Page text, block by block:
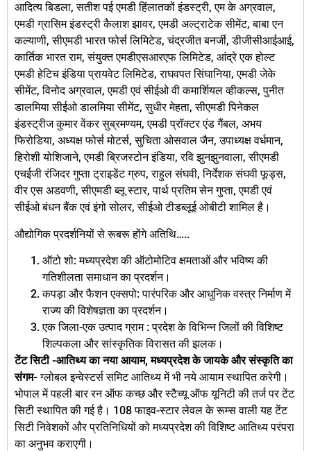
आदित्य बिडला, सतीश पई एमडी हिंलातकों इंडस्ट्री, एम के अग्रवाल,
एमडी ग्रासिम इंडस्ट्री कैलाश झावर, एमडी अल्ट्राटेक सीमेंट, बाबा एन
कल्याणी, सीएमडी भारत फोर्स लिमिटेड, चंद्रजीत बनर्जी, डीजीसीआईआई,
कार्तिक भारत राम, संयुक्त एमडीएसआरएफ लिमिटेड, आंद्रे एक होल्ट
एमडी हेटिच इंडिया प्रायवेट लिमिटेड, राघवपत सिंघानिया, एमडी जेके
सीमेंट, विनोद अग्रवाल, एमडी एवं सीईओ वी कमार्शियल व्हीकल्स, पुनीत
डालमिया सीईओ डालमिया सीमेंट, सुधीर मेहता, सीएमडी पिनेकल
इंडस्ट्रीज कुमार वेंकर सुब्रमण्यम, एमडी प्रॉक्टर एंड गैंबल, अभय
फिरोडिया, अध्यक्ष फोर्स मोटर्स, सुचिता ओसवाल जैन, उपाध्यक्ष वर्धमान,
हिरोशी योशिजाने, एमडी ब्रिजस्टोन इंडिया, रवि झुनझुनवाला, सीएमडी
एचईजी रंजिदर गुप्ता ट्राइडेंट ग्रुप, राहुल संघवी, निर्देशक संघवी फूड्स,
वीर एस अडवणी, सीएमडी ब्लू स्टार, पार्थ प्रतिम सेन गुप्ता, एमडी एवं
सीईओ बंधन बैंक एवं इंगो सोलर, सीईओ टीडब्लूई ओबीटी शामिल है।
औद्योगिक प्रदर्शनियों से रूबरू होंगे अतिथि…..
ऑटो शो: मध्यप्रदेश की ऑटोमोटिव क्षमताओं और भविष्य की
गतिशीलता समाधान का प्रदर्शन।
कपड़ा और फैशन एक्सपो: पारंपरिक और आधुनिक वस्त्र निर्माण में
राज्य की विशेषज्ञता का प्रदर्शन।
एक जिला-एक उत्पाद ग्राम : प्रदेश के विभिन्न जिलों की विशिष्ट
शिल्पकला और सांस्कृतिक विरासत की झलक।
टेंट सिटी -आतिथ्य का नया आयाम, मध्यप्रदेश के जायके और संस्कृति का
संगम-ग्लोबल इन्वेस्टर्स समिट आतिथ्य में भी नये आयाम स्थापित करेगी।
भोपाल में पहली बार रन ऑफ कच्छ और स्टैच्यू ऑफ यूनिटी की तर्ज पर टेंट
सिटी स्थापित की गई है। 108 फाइव-स्टार लेवल के रूम्स वाली यह टेंट
सिटी निवेशकों और प्रतिनिधियों को मध्यप्रदेश की विशिष्ट आतिथ्य परंपरा
का अनुभव कराएगी।